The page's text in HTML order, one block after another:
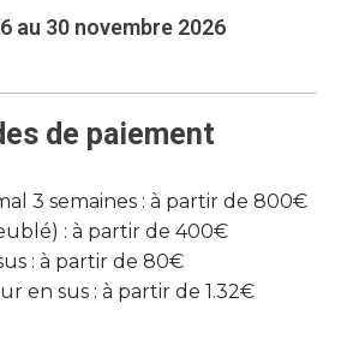
au 30 novembre 2026
de paiement
3 semaines : à partir de 800€
: à partir de 400€
: à partir de 80€
en sus : à partir de 1.32€